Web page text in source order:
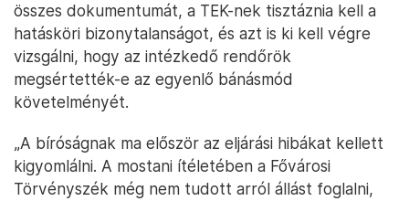
összes dokumentumát, a TEK-nek tisztáznia kell a
hatásköri bizonytalanságot, és azt is ki kell végre
vizsgálni, hogy az intézkedő rendőrök
megsértették-e az egyenlő bánásmód
követelményét.
„A bíróságnak ma először az eljárási hibákat kellett
kigyomlálni. A mostani ítéletében a Fővárosi
Törvényszék még nem tudott arról állást foglalni,